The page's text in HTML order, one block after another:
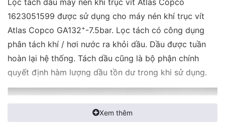
1623051599 được sử dụng cho máy nén khí trục vít
Atlas Copco GA132+-7.5bar. Lọc tách có công dụng
phân tách khí / hơi nước ra khỏi dầu. Dầu được tuần
hoàn lại hệ thống. Tách dầu cũng là bộ phận chính
quyết định hàm lượng dầu tồn dư trong khi sử dụng.
Xem thêm